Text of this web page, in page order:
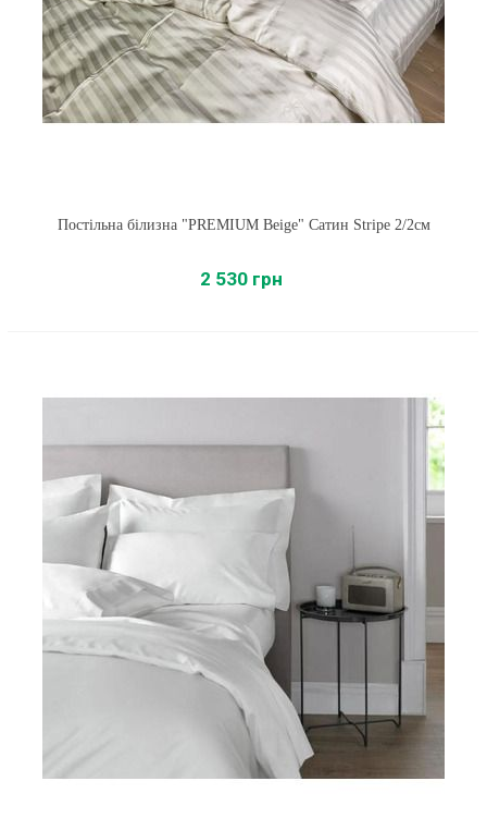
Постільна білизна "PREMIUM Beige" Сатин Stripe 2/2см
2 530 грн